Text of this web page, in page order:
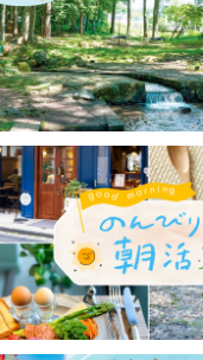
温泉・スパ